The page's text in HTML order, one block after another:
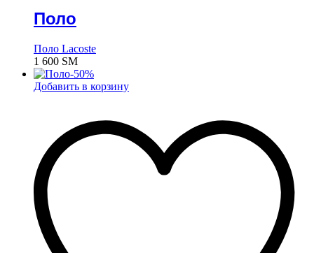
Поло
Поло Lacoste
1 600 ЅМ
-50%
Добавить в корзину